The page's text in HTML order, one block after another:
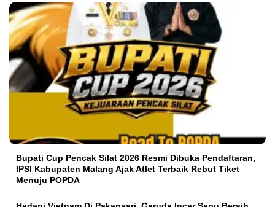
Bupati Cup Pencak Silat 2026 Resmi Dibuka Pendaftaran,
IPSI Kabupaten Malang Ajak Atlet Terbaik Rebut Tiket
Menuju POPDA